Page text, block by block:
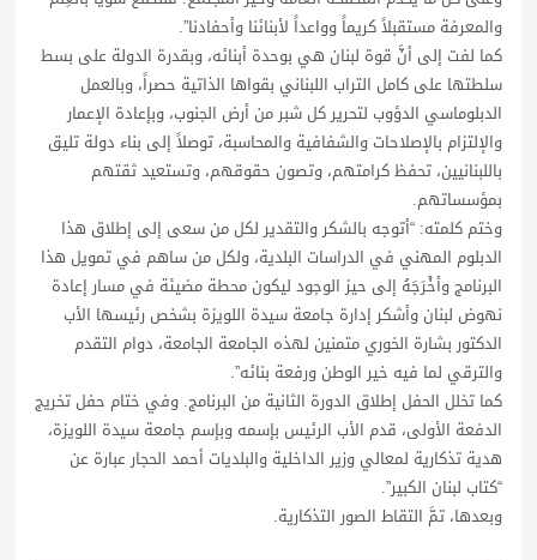
والمعرفة مستقبلاً كريماً وواعداً لأبنائنا وأحفادنا”.
كما لفت إلى أنَّ قوة لبنان هي بوحدة أبنائه، وبقدرة الدولة على بسط
سلطتها على كامل التراب اللبناني بقواها الذاتية حصراً، وبالعمل
الدبلوماسي الدؤوب لتحرير كل شبر من أرض الجنوب، وبإعادة الإعمار
والإلتزام بالإصلاحات والشفافية والمحاسبة، توصلاً إلى بناء دولة تليق
باللبنانيين، تحفظ كرامتهم، وتصون حقوقهم، وتستعيد ثقتهم
بمؤسساتهم.
وختم كلمته: “أتوجه بالشكر والتقدير لكل من سعى إلى إطلاق هذا
الدبلوم المهني في الدراسات البلدية، ولكل من ساهم في تمويل هذا
البرنامج وأخْرَجَهُ إلى حيز الوجود ليكون محطة مضيئة في مسار إعادة
نهوض لبنان وأشكر إدارة جامعة سيدة اللويزة بشخص رئيسها الأب
الدكتور بشارة الخوري متمنين لهذه الجامعة الجامعة، دوام التقدم
والترقي لما فيه خير الوطن ورفعة بنائه”.
كما تخلل الحفل إطلاق الدورة الثانية من البرنامج. وفي ختام حفل تخريج
الدفعة الأولى، قدم الأب الرئيس بإسمه وبإسم جامعة سيدة اللويزة،
هدية تذكارية لمعالي وزير الداخلية والبلديات أحمد الحجار عبارة عن
“كتاب لبنان الكبير”.
وبعدها، تمَّ التقاط الصور التذكارية.